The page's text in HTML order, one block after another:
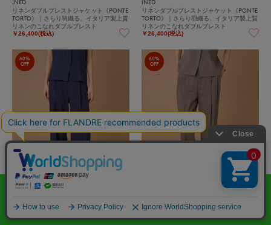
リネンダブルブレストジャケット《PONTE
TORTO》｜さらり羽織る、イタリア製上質
リネンのこなれダブルブレスト
￥26,400(税込)
リネンダブルブレストジャケット《PONTE
TORTO》｜さらり羽織る、イタリア製上質
リネンのこなれダブルブレスト
￥26,400(税込)
60%
OFF
再値下げ
INED
リネンセミワイドパンツ《PONTETORTO》
｜美脚を叶えるイタリア製上質リネン、大
60%
OFF
INED
リネンセミワイドパンツ《PONTETORTO》
｜美脚を叶えるイタリア製上質リネン、大